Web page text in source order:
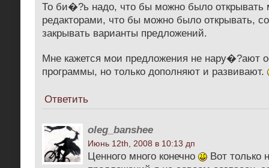
То би�?ь надо, что бы можно было открывать
редакторами, что бы можно было открывать,
закрывать варианты предложений.
Мне кажется мои предложения не нару�?ают
программы, но только дополняют и развивают.
Ответить
oleg_banshee
Июнь 12th, 2008 в 10:13 дп
Ценного много конечно
Вот только